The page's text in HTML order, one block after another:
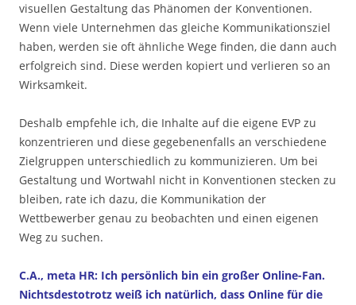
visuellen Gestaltung das Phänomen der Konventionen.
Wenn viele Unternehmen das gleiche Kommunikationsziel
haben, werden sie oft ähnliche Wege finden, die dann auch
erfolgreich sind. Diese werden kopiert und verlieren so an
Wirksamkeit.
Deshalb empfehle ich, die Inhalte auf die eigene EVP zu
konzentrieren und diese gegebenenfalls an verschiedene
Zielgruppen unterschiedlich zu kommunizieren. Um bei
Gestaltung und Wortwahl nicht in Konventionen stecken zu
bleiben, rate ich dazu, die Kommunikation der
Wettbewerber genau zu beobachten und einen eigenen
Weg zu suchen.
C.A., meta HR: Ich persönlich bin ein großer Online-Fan.
Nichtsdestotrotz weiß ich natürlich, dass Online für die